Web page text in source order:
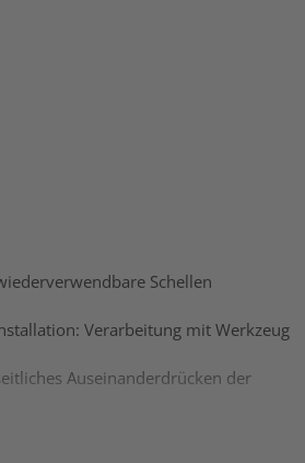
Schellen
Verarbeitung mit Werkzeug
Auseinanderdrücken der